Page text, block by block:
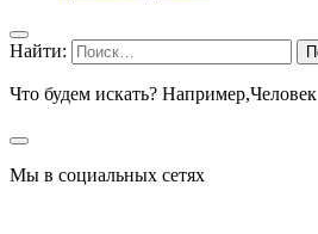
Найти:
Что будем искать? Например,Человек
Мы в социальных сетях